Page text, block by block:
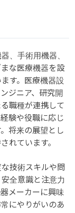
、手術用機器、
な医療機器を設
す。医療機器設
ジニア、研究開
職種が連携して
験や役職に応じ
将来の展望とし
れています。
技術スキルや問
全意識と注意力
メーカーに興味
にやりがいのあ